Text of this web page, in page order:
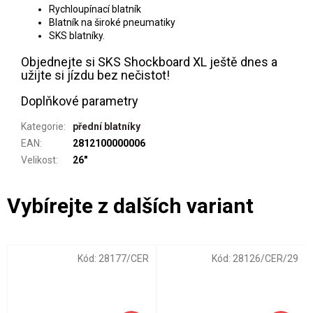
Rychloupínací blatník
Blatník na široké pneumatiky
SKS blatníky.
Objednejte si SKS Shockboard XL ještě dnes a
užijte si jízdu bez nečistot!
Doplňkové parametry
Kategorie:
přední blatníky
EAN:
2812100000006
Velikost: 26"
Kód: 28177/CER Kód: 28126/CER/29